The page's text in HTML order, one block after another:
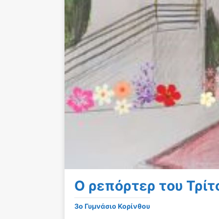
Ο ρεπόρτερ του
3o Γυμνάσιο Κορίνθου